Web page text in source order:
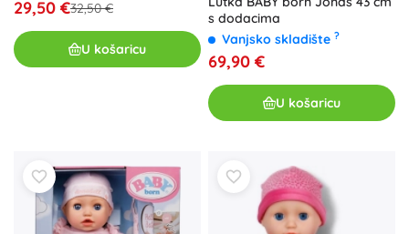
29,50 €32,50 €
U košaricu
s dodacima
Vanjsko skladište ?
69,90 €
U košaricu